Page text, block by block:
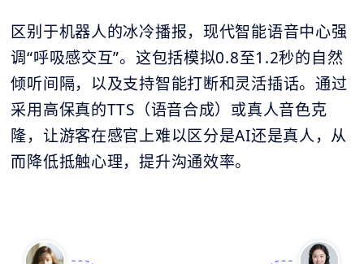
区别于机器人的冰冷播报，现代智能语音中心强
调“呼吸感交互”。这包括模拟0.8至1.2秒的自然
倾听间隔，以及支持智能打断和灵活插话。通过
采用高保真的TTS（语音合成）或真人音色克
隆，让游客在感官上难以区分是AI还是真人，从
而降低抵触心理，提升沟通效率。